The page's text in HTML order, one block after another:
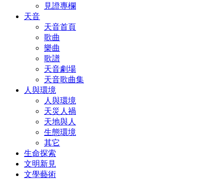
見證專欄
天音
天音首頁
歌曲
樂曲
歌譜
天音劇場
天音歌曲集
人與環境
人與環境
天災人禍
天地與人
生態環境
其它
生命探索
文明新見
文學藝術